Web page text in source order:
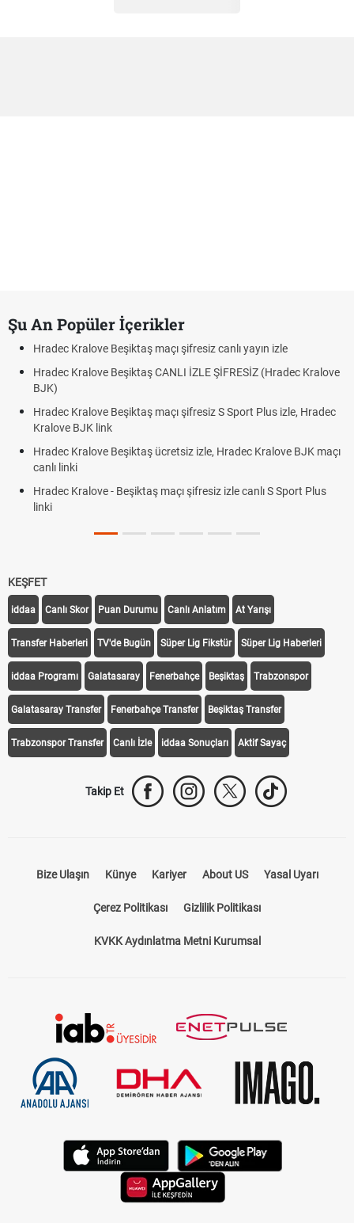
Şu An Popüler İçerikler
Hradec Kralove Beşiktaş maçı şifresiz canlı yayın izle
Hradec Kralove Beşiktaş CANLI İZLE ŞİFRESİZ (Hradec Kralove
BJK)
Hradec Kralove Beşiktaş maçı şifresiz S Sport Plus izle, Hradec
Kralove BJK link
Hradec Kralove Beşiktaş ücretsiz izle, Hradec Kralove BJK maçı
canlı linki
Hradec Kralove - Beşiktaş maçı şifresiz izle canlı S Sport Plus
linki
KEŞFET
iddaa Canlı Skor Puan Durumu Canlı Anlatım At Yarışı
Transfer Haberleri TV'de Bugün Süper Lig Fikstür Süper Lig Haberleri
iddaa Programı Galatasaray Fenerbahçe Beşiktaş Trabzonspor
Galatasaray Transfer Fenerbahçe Transfer Beşiktaş Transfer
Trabzonspor Transfer Canlı İzle iddaa Sonuçları Aktif Sayaç
Takip Et
Bize Ulaşın Künye Kariyer About US Yasal Uyarı
Çerez Politikası Gizlilik Politikası
KVKK Aydınlatma Metni Kurumsal